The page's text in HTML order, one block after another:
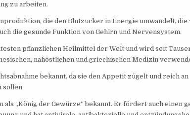
zu arbeiten.
die den Blutzucker in Energie umwandelt,
die gesunde Funktion von Gehirn und Nervensystem.
pflanzlichen Heilmittel der Welt und wird seit
nahöstlichen und griechischen Medizin
bekannt, da sie den Appetit zügelt und reich
sollen.
als „König der Gewürze“ bekannt. Er fördert auch einen